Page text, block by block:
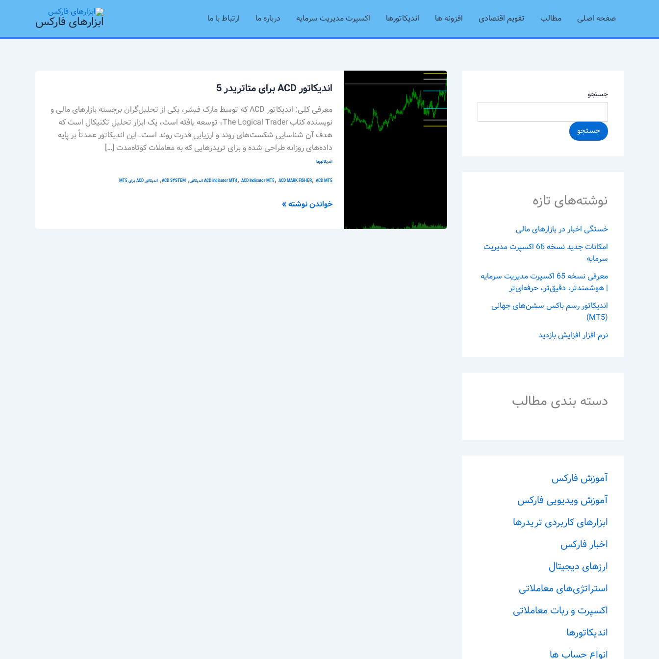
صفحه اصلی مطالب تقویم اقتصادی افزونه ها اندیکاتورها اکسپرت مدیریت سرمایه درباره ما ارتباط با ما ابزارهای فارکس
جستجو
جستجو
نوشته‌های تازه
خستگی اخبار در بازارهای مالی
امکانات جدید نسخه 66 اکسپرت مدیریت
سرمایه
معرفی نسخه 65 اکسپرت مدیریت سرمایه
| هوشمندتر، دقیق‌تر، حرفه‌ای‌تر
اندیکاتور رسم باکس سشن‌های جهانی
(MT5)
نرم افزار افزایش بازدید
دسته بندی مطالب
آموزش فارکس
آموزش ویدیویی فارکس
ابزارهای کاربردی تریدرها
اخبار فارکس
ارزهای دیجیتال
استراتژی‌های معاملاتی
اکسپرت و ربات معاملاتی
اندیکاتورها
انواع حساب ها
اندیکاتور ACD برای متاتریدر 5
معرفی کلی: اندیکاتور ACD که توسط مارک فیشر، یکی از تحلیل‌گران برجسته بازارهای مالی و
نویسنده کتاب The Logical Trader، توسعه یافته است، یک ابزار تحلیل تکنیکال است که
هدف آن شناسایی شکست‌های روند و ارزیابی قدرت روند است. این اندیکاتور عمدتاً بر پایه
داده‌های روزانه طراحی شده و برای تریدرهایی که به معاملات کوتاه‌مدت […]
اندیکاتورها
ACD Indicator MT4, ACD Indicator MT5, ACD MARK FISHER, ACD MT5 اندیکاتور ,
ACD SYSTEM
, اندیکاتور ACD برای MT5
ACD
متاتریدر
5
خواندن نوشته »